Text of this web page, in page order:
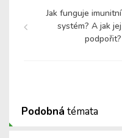
Jak funguje imunitní
systém? A jak jej
podpořit?
Podobná témata